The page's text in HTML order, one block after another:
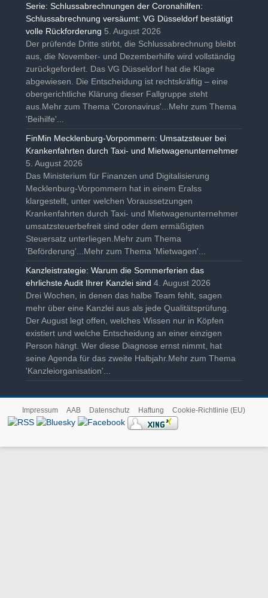
Serie: Schlussabrechnungen der Coronahilfen:
Schlussabrechnung versäumt: VG Düsseldorf bestätigt
volle Rückforderung 5. August 2026
Der prüfende Dritte stirbt, die Schlussabrechnung bleibt
aus, die November- und Dezemberhilfe wird vollständig
zurückgefordert. Das VG Düsseldorf hat die Klage
abgewiesen. Die Entscheidung ist rechtskräftig – eine
obergerichtliche Klärung dieser Fallgruppe steht
aus.Mehr zum Thema 'Coronavirus'...Mehr zum Thema
'Beihilfe'...
FinMin Mecklenburg-Vorpommern: Umsatzsteuer bei
Krankenfahrten durch Taxi- und Mietwagenunternehmer
5. August 2026
Das Ministerium für Finanzen und Digitalisierung
Mecklenburg-Vorpommern hat in einem Eralss
klargestellt, unter welchen Voraussetzungen
Krankenfahrten durch Taxi- und Mietwagenunternehmer
umsatzsteuerbefreit sind oder dem ermäßigten
Steuersatz unterliegen.Mehr zum Thema
'Beförderung'...Mehr zum Thema 'Mietwagen'...
Kanzleistrategie: Warum die Sommerferien das
ehrlichste Audit Ihrer Kanzlei sind 4. August 2026
Drei Wochen, in denen das halbe Team fehlt, sagen
mehr über eine Kanzlei aus als jede Qualitätsprüfung.
Der August legt offen, welches Wissen nur in Köpfen
existiert und welche Entscheidung an einer einzigen
Person hängt. Wer diese Diagnose ernst nimmt, hat
seine Agenda für das zweite Halbjahr.Mehr zum Thema
'Kanzleiorganisation'...
Impressum AAB Datenschutz Haftung Cookie-Richtlinie (EU)